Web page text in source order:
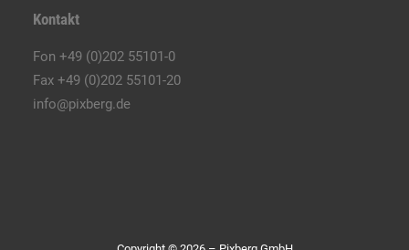
Kontakt
Fon +49 (0)202 55101-0
Fax +49 (0)202 55101-20
info@pixberg.de